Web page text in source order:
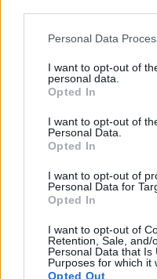
Please note that this
not limited to your visit or
grant or deny consent to
use your data for below
consent section.
Personal Data
I want to opt-out of
personal data.
Opted In
I want to opt-out of
Personal Data.
Opted In
I want to opt-out of
Personal Data for
Opted In
I want to opt-out of
Retention, Sale, and/
Personal Data that Is
Purposes for which it
Opted Out